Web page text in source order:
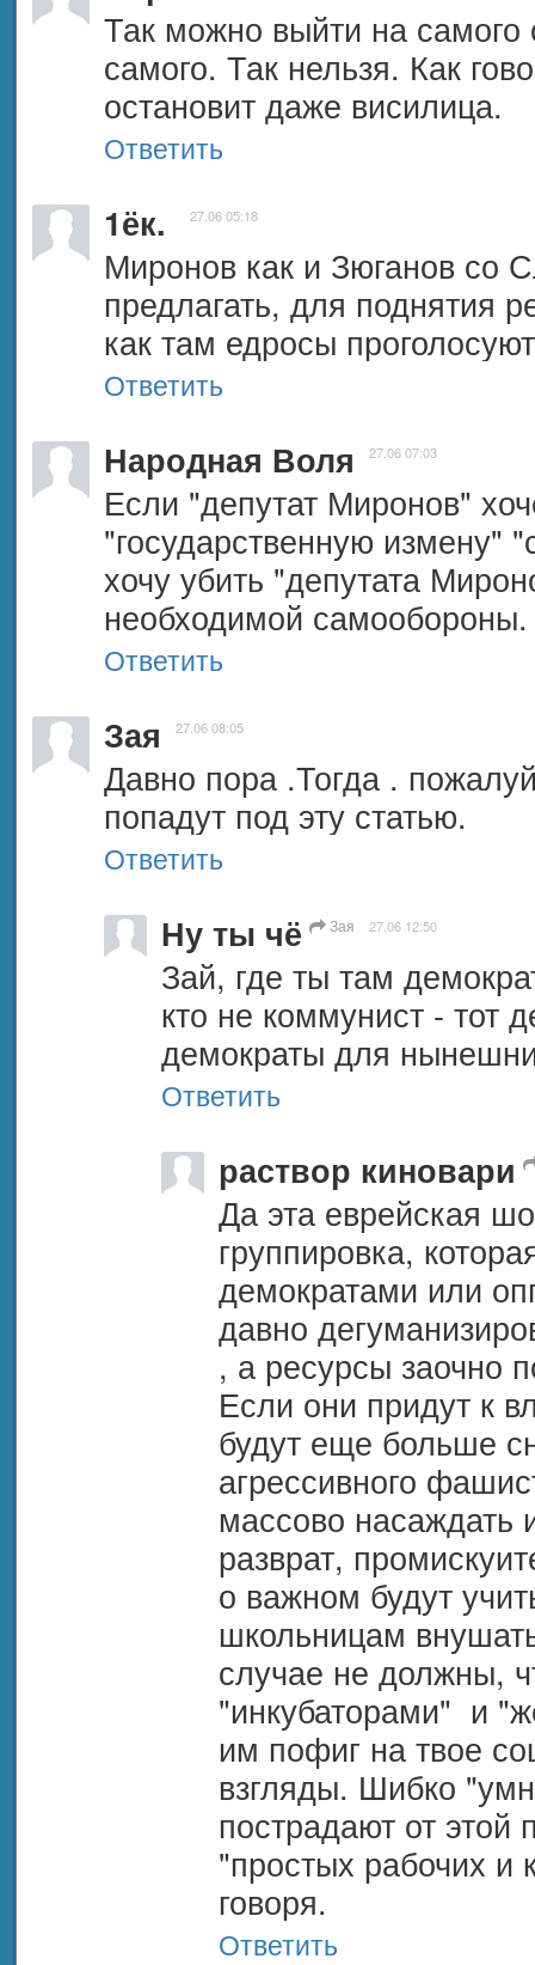
Так можно выйти на самого
самого. Так нельзя. Как
остановит даже висилица.
Ответить
1ёк. 27.06 05:18
Миронов как и Зюганов со
предлагать, для поднятия
как там едросы
Ответить
Народная Воля 27.06 07:03
Если "депутат Миронов"
"государственную измену"
хочу убить "депутата
необходимой
Ответить
Зая 27.06 08:05
Давно пора .Тогда .
попадут под эту статью.
Ответить
Ну ты чё Зая 27.06 12:50
Зай, где ты там
кто не коммунист - тот
демократы для
Ответить
раствор киновари
Да эта еврейская
группировка,
демократами или
давно
, а ресурсы заочно
Если они придут к
будут еще больше
агрессивного
массово насаждать
разврат,
о важном будут
школьницам
случае не должны,
"инкубаторами"  и
им пофиг на твое
взгляды. Шибко
пострадают от
"простых рабочих и
говоря.
Ответить